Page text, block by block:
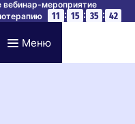
вебинар-мероприятие
11 : 15 : 35 : 41
Меню